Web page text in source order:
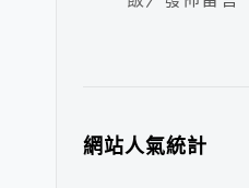
網站人氣統計